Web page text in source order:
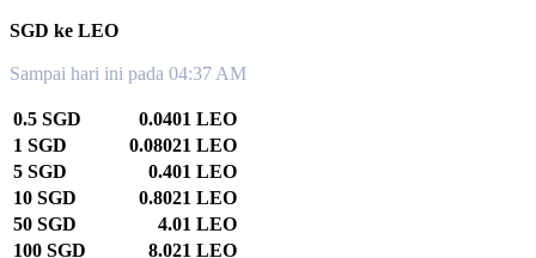
SGD ke LEO
Sampai hari ini pada 04:37 AM
0.5 SGD
0.0401 LEO
1 SGD
0.08021 LEO
5 SGD
0.401 LEO
10 SGD
0.8021 LEO
50 SGD
4.01 LEO
100 SGD
8.021 LEO